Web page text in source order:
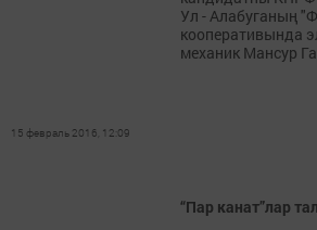
Ул - Алабуганың
кооперативында
механик Мансур
15 февраль 2016, 12:09
“Пар канат”лар